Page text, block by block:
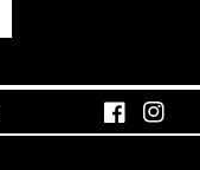
Facebook